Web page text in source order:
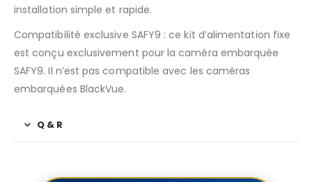
installation simple et rapide.
Compatibilité exclusive SAFY9 : ce kit d’alimentation fixe
est conçu exclusivement pour la caméra embarquée
SAFY9. Il n’est pas compatible avec les caméras
embarquées BlackVue.
Q & R